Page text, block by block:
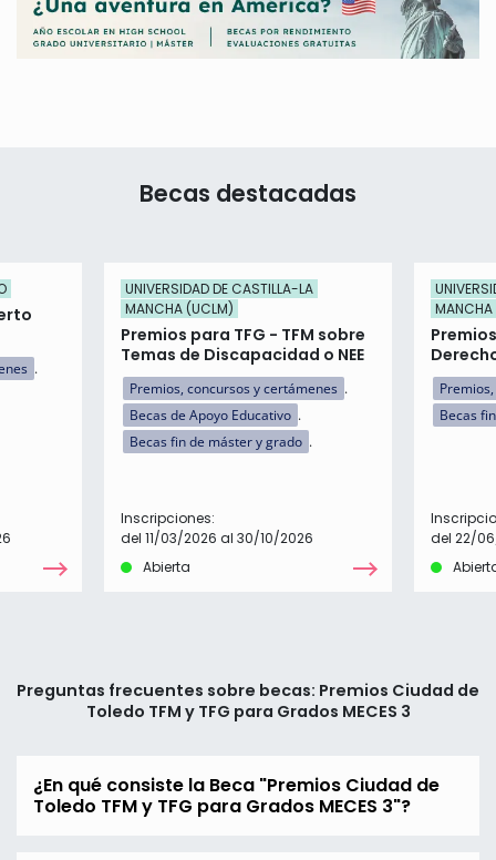
Becas destacadas
UNIVERSIDAD DE CASTILLA-LA
MANCHA (UCLM)
Premios para TFG - TFM sobre
Temas de Discapacidad o NEE
Premios, concursos y certámenes
Becas de Apoyo Educativo
Becas fin de máster y grado
Inscripciones:
del 11/03/2026 al 30/10/2026
Abierta
Becas
del 22/
Preguntas frecuentes sobre becas: Premios Ciudad de
Toledo TFM y TFG para Grados MECES 3
¿En qué consiste la Beca "Premios Ciudad de
Toledo TFM y TFG para Grados MECES 3"?